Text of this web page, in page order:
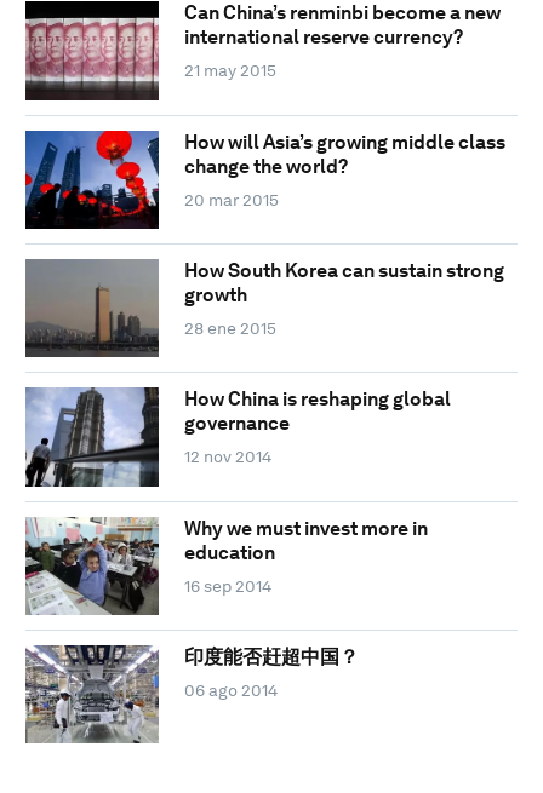
Can China’s renminbi become a new
international reserve currency?
21 may 2015
How will Asia’s growing middle class
change the world?
20 mar 2015
How South Korea can sustain strong
growth
28 ene 2015
How China is reshaping global
governance
12 nov 2014
Why we must invest more in
education
16 sep 2014
印度能否赶超中国？
06 ago 2014